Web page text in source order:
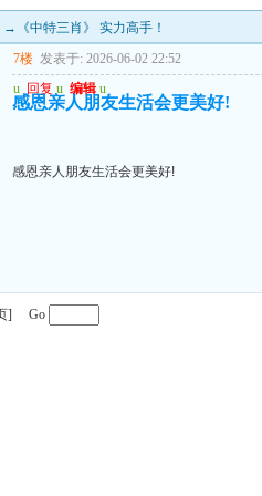
《中特三肖》 实力高手！
7楼 发表于: 2026-06-02 22:52
u 回复 u 编辑 u
感恩亲人朋友生活会更美好!
感恩亲人朋友生活会更美好!
] Go